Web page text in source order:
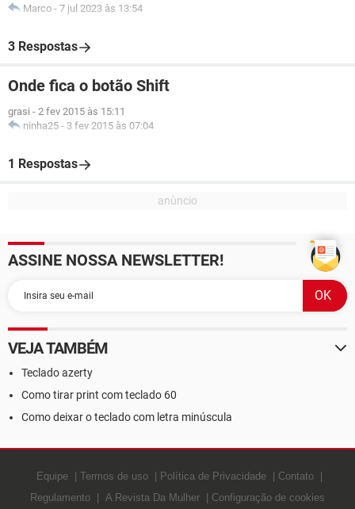
Marco - 7 jul 2023 às 13:54
3 Respostas
Onde fica o botão Shift
grasi - 2 fev 2015 às 15:11
ninha25 - 3 fev 2015 às 07:04
1 Respostas
ASSINE NOSSA NEWSLETTER!
VEJA TAMBÉM
Teclado azerty
Como tirar print com teclado 60
Como deixar o teclado com letra minúscula
Equipe Termos de uso Política de Privacidade
Contato
Regulamento
A Revista Da Mulher Configuração de cookies